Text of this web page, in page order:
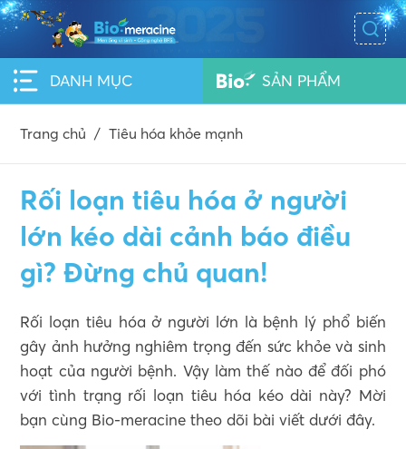
DANH MỤC SẢN PHẨM
Trang chủ / Tiêu hóa khỏe mạnh
Rối loạn tiêu hóa ở người
lớn kéo dài cảnh báo điều
gì? Đừng chủ quan!
Rối loạn tiêu hóa ở người lớn là bệnh lý phổ biến
gây ảnh hưởng nghiêm trọng đến sức khỏe và sinh
hoạt của người bệnh. Vậy làm thế nào để đối phó
với tình trạng rối loạn tiêu hóa kéo dài này? Mời
bạn cùng Bio-meracine theo dõi bài viết dưới đây.